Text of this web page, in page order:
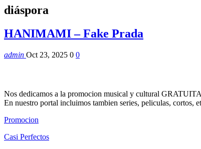
diáspora
HANIMAMI – Fake Prada
admin Oct 23, 2025 0 0
Nos dedicamos a la promocion musical y cultural
En nuestro portal incluimos tambien series, peliculas, cortos,
Promocion
Casi Perfectos